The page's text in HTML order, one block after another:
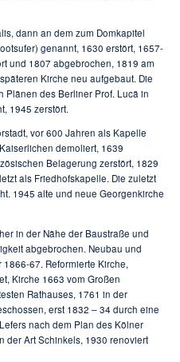
dann an dem zum Domkapitel
genannt, 1630 erstört, 1657-
und 1807 abgebrochen, 1819 am
Kirche neu aufgebaut. Die
Plänen des Berliner Prof. Lucä in
1945 zerstört.
vor 600 Jahren als Kapelle
demoliert, 1639
Belagerung zerstört, 1829
als Friedhofskapelle. Die zuletzt
1945 alte und neue Georgenkirche
in der Nähe der Baustraße und
abgebrochen. Neubau und
67. Reformierte Kirche,
Kirche 1663 vom Großen
Rathauses, 1761 in der
erst 1832 – 34 durch eine
nach dem Plan des Kölner
der Art Schinkels, 1930 renoviert